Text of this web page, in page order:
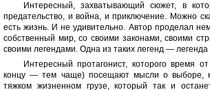
Интересный, захватывающий сюжет, в
предательство, и война, и приключение. Можно
есть жизнь. И не удивительно. Автор проделал
собственный мир, со своими законами, своими
своими легендами. Одна из таких легенд —
Интересный протагонист, которого время
концу — тем чаще) посещают мысли о выборе,
тяжком жизненном грузе, который так и